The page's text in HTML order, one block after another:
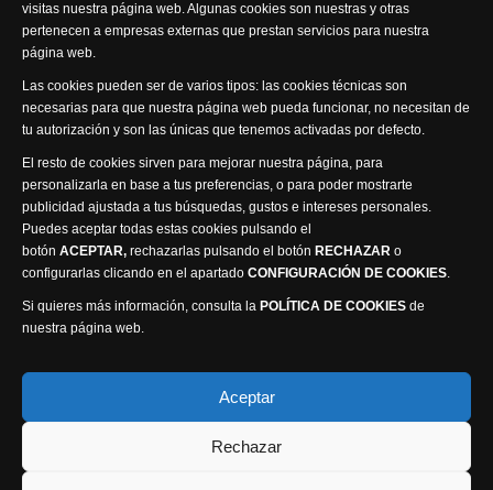
visitas nuestra página web. Algunas cookies son nuestras y otras
pertenecen a empresas externas que prestan servicios para nuestra
página web.
Las cookies pueden ser de varios tipos: las cookies técnicas son
necesarias para que nuestra página web pueda funcionar, no necesitan de
tu autorización y son las únicas que tenemos activadas por defecto.
El resto de cookies sirven para mejorar nuestra página, para
personalizarla en base a tus preferencias, o para poder mostrarte
publicidad ajustada a tus búsquedas, gustos e intereses personales.
Puedes aceptar todas estas cookies pulsando el
botón ACEPTAR, rechazarlas pulsando el botón RECHAZAR o
configurarlas clicando en el apartado CONFIGURACIÓN DE COOKIES.
Si quieres más información, consulta la POLÍTICA DE COOKIES de
nuestra página web.
Aceptar
Rechazar
Política de privacidad
Política de cookies
Accesibilidad
Compromiso con la protección de datos personales
Visión Seis Televisión © 2014 Parque Empresarial
Ajusa, Calle 1 nº1, Ctra. Ayora - km 2.2, 02006
Albacete, España - Tel.967 240 648